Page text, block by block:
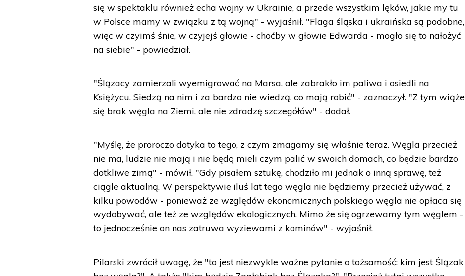
się w spektaklu również echa wojny w Ukrainie, a przede wszystkim lęków, jakie my tu
w Polsce mamy w związku z tą wojną" - wyjaśnił. "Flaga śląska i ukraińska są podobne,
więc w czyimś śnie, w czyjejś głowie - choćby w głowie Edwarda - mogło się to nałożyć
na siebie" - powiedział.
"Ślązacy zamierzali wyemigrować na Marsa, ale zabrakło im paliwa i osiedli na
Księżycu. Siedzą na nim i za bardzo nie wiedzą, co mają robić" - zaznaczył. "Z tym wiąże
się brak węgla na Ziemi, ale nie zdradzę szczegółów" - dodał.
"Myślę, że proroczo dotyka to tego, z czym zmagamy się właśnie teraz. Węgla przecież
nie ma, ludzie nie mają i nie będą mieli czym palić w swoich domach, co będzie bardzo
dotkliwe zimą" - mówił. "Gdy pisałem sztukę, chodziło mi jednak o inną sprawę, też
ciągle aktualną. W perspektywie iluś lat tego węgla nie będziemy przecież używać, z
kilku powodów - ponieważ ze względów ekonomicznych polskiego węgla nie opłaca się
wydobywać, ale też ze względów ekologicznych. Mimo że się ogrzewamy tym węglem -
to jednocześnie on nas zatruwa wyziewami z kominów" - wyjaśnił.
Pilarski zwrócił uwagę, że "to jest niezwykle ważne pytanie o tożsamość: kim jest Ślązak